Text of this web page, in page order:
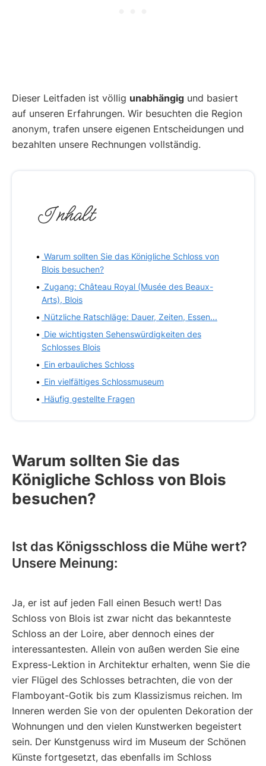
Dieser Leitfaden ist völlig unabhängig und basiert
auf unseren Erfahrungen. Wir besuchten die Region
anonym, trafen unsere eigenen Entscheidungen und
bezahlten unsere Rechnungen vollständig.
Inhalt
Warum sollten Sie das Königliche Schloss von
Blois besuchen?
Zugang: Château Royal (Musée des Beaux-
Arts), Blois
Nützliche Ratschläge: Dauer, Zeiten, Essen...
Die wichtigsten Sehenswürdigkeiten des
Schlosses Blois
Ein erbauliches Schloss
Ein vielfältiges Schlossmuseum
Häufig gestellte Fragen
Warum sollten Sie das
Königliche Schloss von Blois
besuchen?
Ist das Königsschloss die Mühe wert?
Unsere Meinung:
Ja, er ist auf jeden Fall einen Besuch wert! Das
Schloss von Blois ist zwar nicht das bekannteste
Schloss an der Loire, aber dennoch eines der
interessantesten. Allein von außen werden Sie eine
Express-Lektion in Architektur erhalten, wenn Sie die
vier Flügel des Schlosses betrachten, die von der
Flamboyant-Gotik bis zum Klassizismus reichen. Im
Inneren werden Sie von der opulenten Dekoration der
Wohnungen und den vielen Kunstwerken begeistert
sein. Der Kunstgenuss wird im Museum der Schönen
Künste fortgesetzt, das ebenfalls im Schloss